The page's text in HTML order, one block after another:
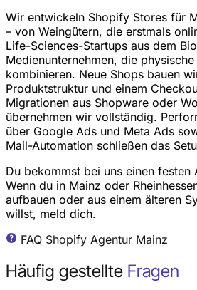
Wir entwickeln Shopify Stores für
– von Weingütern, die erstmals
Life-Sciences-Startups aus dem
Medienunternehmen, die
kombinieren. Neue Shops bauen
Produktstruktur und einem
Migrationen aus Shopware oder
übernehmen wir vollständig.
über Google Ads und Meta Ads
Mail-Automation schließen das
Du bekommst bei uns einen festen
Wenn du in Mainz oder
aufbauen oder aus einem älteren
willst, meld dich.
FAQ Shopify Agentur Mainz
Häufig gestellte Fragen